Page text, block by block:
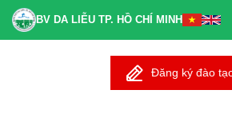
BV DA LIỄU TP. HỒ CHÍ MINH
Đăng ký đào